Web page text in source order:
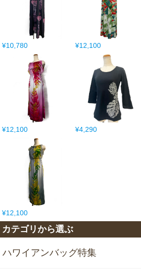
¥10,780 ¥12,100
¥12,100 ¥4,290
¥12,100
カテゴリから選ぶ
ハワイアンバッグ特集